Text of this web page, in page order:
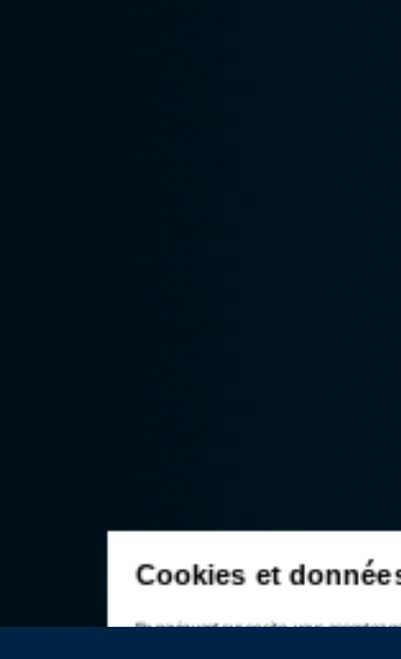
Cookies et
En naviguant sur ce site, vous acceptez